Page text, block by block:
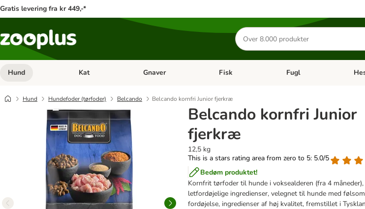
Gratis levering fra kr 449,-*
Søg
efter
produkter
Hund Åben kategori menu: Hund
Kat Åben kategori menu: Kat
Gnaver Åben kategori menu: Gnaver
Fisk Åben kategori menu: Fisk
Fugl
Hund Hundefoder (tørfoder) Belcando Belcando kornfri Junior fjerkræ
Belcando kornfri Junior
fjerkræ
12,5 kg
This is a stars rating area from zero to 5: 5.0/5
Bedøm produktet!
Kornfrit tørfoder til hunde i voksealderen (fra 4 måneder),
letfordøjelige ingredienser, velegnet til hunde med følsom
fordøjelse, ingredienser af høj kvalitet, fremstillet i